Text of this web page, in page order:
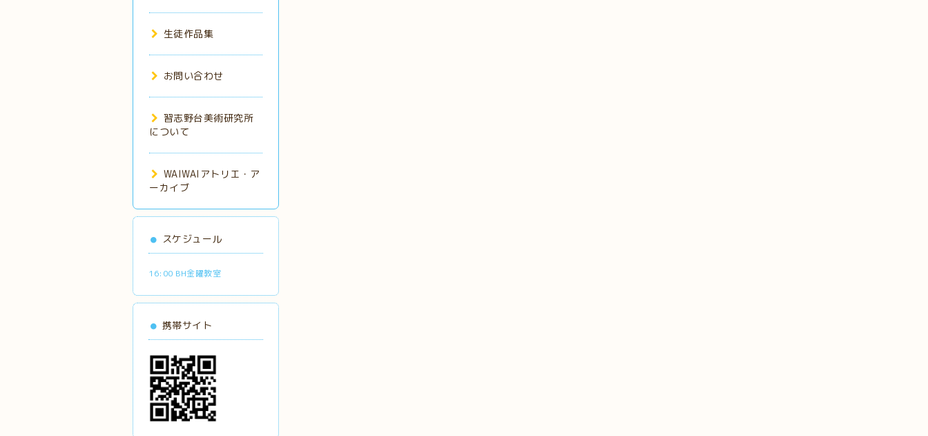
生徒作品集
お問い合わせ
習志野台美術研究所
について
WAIWAIアトリエ・ア
ーカイブ
スケジュール
16:00 BH金曜教室
携帯サイト